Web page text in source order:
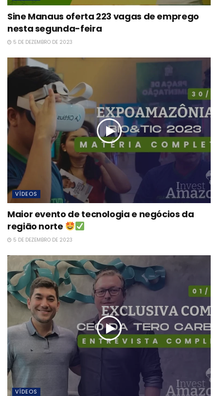
Sine Manaus oferta 223 vagas de emprego
nesta segunda-feira
5 DE DEZEMBRO DE 2023
VÍDEOS
Maior evento de tecnologia e negócios da
região norte
5 DE DEZEMBRO DE 2023
VÍDEOS